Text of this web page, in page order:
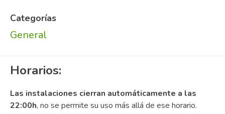
Categorías
General
Horarios:
Las instalaciones cierran automáticamente a las
22:00h, no se permite su uso más allá de ese horario.